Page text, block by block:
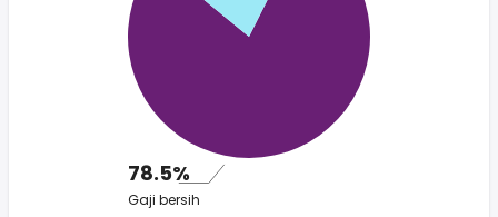
78.5%
Gaji bersih